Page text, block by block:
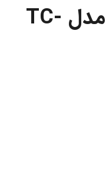
مشخصات فنی دوربین تیاندی مدل TC-